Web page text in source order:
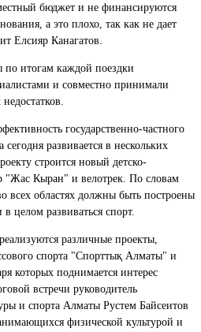
бюджет и не финансируются
а это плохо, так как не дает
Елсияр Канагатов.
по итогам каждой поездки
и совместно принимали
государственно-частного
развивается в нескольких
строится новый детско-
"Жас Кыран" и велотрек. По словам
всех областях должны быть построены
целом развиваться спорт.
различные проекты,
спорта "Спорттық Алматы" и
которых поднимается интерес
встречи руководитель
и спорта Алматы Рустем Байсеитов
физической культурой и